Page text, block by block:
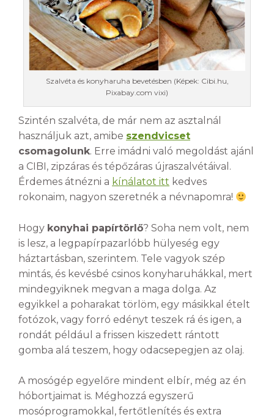
Szalvéta és konyharuha bevetésben (Képek: Cibi.hu,
Pixabay.com vixi)
Szintén szalvéta, de már nem az asztalnál
használjuk azt, amibe szendvicset
csomagolunk. Erre imádni való megoldást ajánl
a CIBI, zipzáras és tépőzáras újraszalvétáival.
Érdemes átnézni a kínálatot itt kedves
rokonaim, nagyon szeretnék a névnapomra!
Hogy konyhai papírtörlő? Soha nem volt, nem
is lesz, a legpapírpazarlóbb hülyeség egy
háztartásban, szerintem. Tele vagyok szép
mintás, és kevésbé csinos konyharuhákkal, mert
mindegyiknek megvan a maga dolga. Az
egyikkel a poharakat törlöm, egy másikkal ételt
fotózok, vagy forró edényt teszek rá és igen, a
rondát például a frissen kiszedett rántott
gomba alá teszem, hogy odacsepegjen az olaj.
A mosógép egyelőre mindent elbír, még az én
hóbortjaimat is. Méghozzá egyszerű
mosóprogramokkal, fertőtlenítés és extra